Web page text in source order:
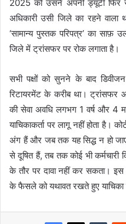
2025 को उसने अपनी ड्यूटी फिर
अधिकारी उसी जिले का रहने
‘सामान्य पुस्तक परिपत्र’ का
जिले में ट्रांसफर पर रोक लगाता है।
सभी पक्षों को सुनने के बाद
रिटायरमेंट के करीब था। ट्रांसफर
की सेवा अवधि लगभग 1 वर्ष और 4
याचिकाकर्ता पर लागू नहीं होता है।
अंग हैं और जब तक यह सिद्ध न हो जाए
से दूषित हैं, तब तक कोई भी कर्मचारी
के तौर पर दावा नहीं कर सकता।
के फैसले को यथावत रखते हुए याचिका